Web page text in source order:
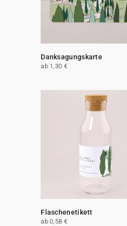
Danksagungskarte
ab 1,30 €
Flaschenetikett
ab 0,58 €